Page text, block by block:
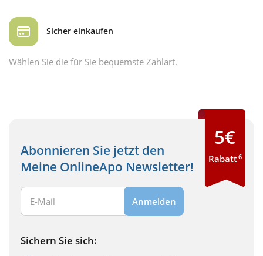
Sicher einkaufen
Wählen Sie die für Sie bequemste Zahlart.
Abonnieren Sie jetzt den
Meine OnlineApo Newsletter!
Ihre E-Mail Adresse:
Anmelden
Sichern Sie sich:
5€
Rabatt6